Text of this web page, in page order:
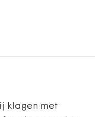
klagen met